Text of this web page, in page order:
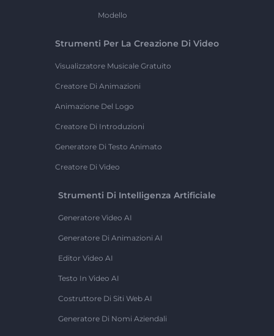
Modello
Strumenti Per La Creazione Di Video
Visualizzatore Musicale Gratuito
Creatore Di Animazioni
Animazione Del Logo
Creatore Di Introduzioni
Generatore Di Testo Animato
Creatore Di Video
Strumenti Di Intelligenza Artificiale
Generatore Video AI
Generatore Di Animazioni AI
Editor Video AI
Testo In Video AI
Costruttore Di Siti Web AI
Generatore Di Nomi Aziendali